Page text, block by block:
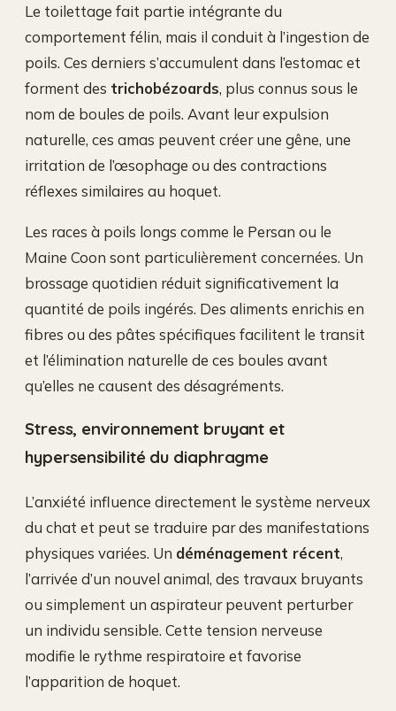
Le toilettage fait partie intégrante du
comportement félin, mais il conduit à l’ingestion de
poils. Ces derniers s’accumulent dans l’estomac et
forment des trichobézoards, plus connus sous le
nom de boules de poils. Avant leur expulsion
naturelle, ces amas peuvent créer une gêne, une
irritation de l’œsophage ou des contractions
réflexes similaires au hoquet.
Les races à poils longs comme le Persan ou le
Maine Coon sont particulièrement concernées. Un
brossage quotidien réduit significativement la
quantité de poils ingérés. Des aliments enrichis en
fibres ou des pâtes spécifiques facilitent le transit
et l’élimination naturelle de ces boules avant
qu’elles ne causent des désagréments.
Stress, environnement bruyant et
hypersensibilité du diaphragme
L’anxiété influence directement le système nerveux
du chat et peut se traduire par des manifestations
physiques variées. Un déménagement récent,
l’arrivée d’un nouvel animal, des travaux bruyants
ou simplement un aspirateur peuvent perturber
un individu sensible. Cette tension nerveuse
modifie le rythme respiratoire et favorise
l’apparition de hoquet.